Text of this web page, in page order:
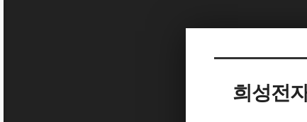
희성전
Sketchbook5, 스케치북5